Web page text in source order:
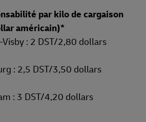
par kilo de cargaison
américain)*
Visby : 2 DST/2,80 dollars
: 2,5 DST/3,50 dollars
: 3 DST/4,20 dollars